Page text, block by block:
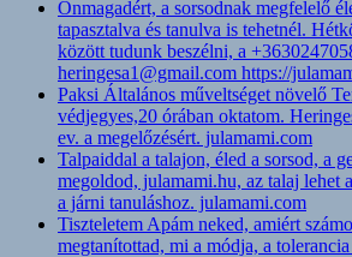
Önmagadért, a sorsodnak megfelelő
tapasztalva és tanulva is tehetnél.
között tudunk beszélni, a
heringesa1@gmail.com https://
Paksi Általános műveltséget növelő
védjegyes,20 órában oktatom.
ev. a megelőzésért. julamami.com
Talpaiddal a talajon, éled a sorsod, a
megoldod, julamami.hu, az talaj lehet
a járni tanuláshoz. julamami.com
Tiszteletem Apám neked, amiért
megtanítottad, mi a módja, a